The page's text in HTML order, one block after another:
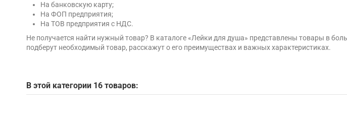
На банковскую карту;
На ФОП предприятия;
На ТОВ предприятия с НДС.
Не получается найти нужный товар? В каталоге «Лейки для душа» представлены товары в
подберут необходимый товар, расскажут о его преимуществах и важных характеристиках.
В этой категории 16 товаров: